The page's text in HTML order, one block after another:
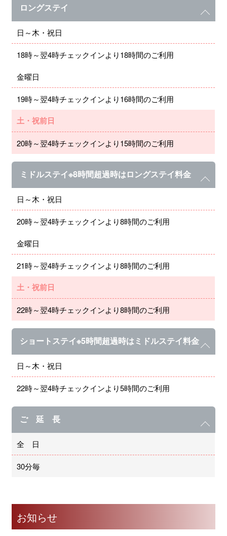
ロングステイ
日～木・祝日
18時～翌4時チェックインより18時間のご利用
金曜日
19時～翌4時チェックインより16時間のご利用
土・祝前日
20時～翌4時チェックインより15時間のご利用
ミドルステイ※8時間超過時はロングステイ料金
日～木・祝日
20時～翌4時チェックインより8時間のご利用
金曜日
21時～翌4時チェックインより8時間のご利用
土・祝前日
22時～翌4時チェックインより8時間のご利用
ショートステイ※5時間超過時はミドルステイ料金
日～木・祝日
22時～翌4時チェックインより5時間のご利用
ご 延 長
全 日
30分毎
お知らせ